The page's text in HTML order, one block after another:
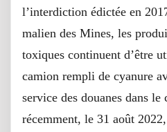
l’interdiction édictée en
malien des Mines, les
toxiques continuent d’être
camion rempli de cyanure
service des douanes dans
récemment, le 31 août